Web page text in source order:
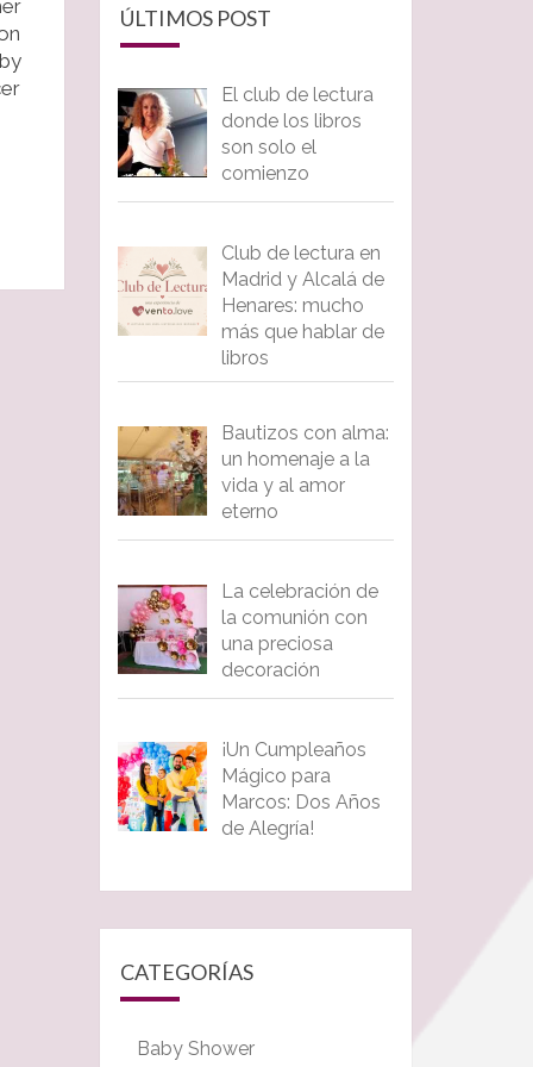
ÚLTIMOS POST
El club de lectura
donde los libros
son solo el
comienzo
Club de lectura en
Madrid y Alcalá de
Henares: mucho
más que hablar de
libros
Bautizos con alma:
un homenaje a la
vida y al amor
eterno
La celebración de
la comunión con
una preciosa
decoración
¡Un Cumpleaños
Mágico para
Marcos: Dos Años
de Alegría!
CATEGORÍAS
Baby Shower